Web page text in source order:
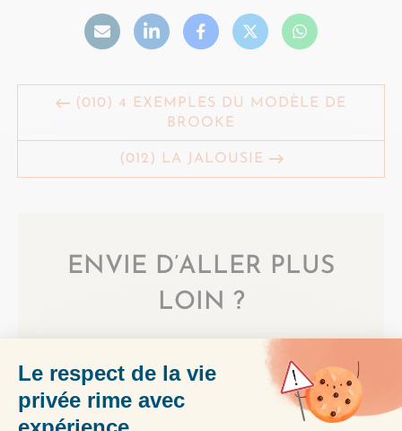
(010) 4 EXEMPLES DU MODÈLE DE
BROOKE
(012) LA JALOUSIE
ENVIE D’ALLER PLUS
LOIN ?
Utilisez notre Guide d’Écoute, un
outil précieux pour vous aider à
découvrir les épisodes qui